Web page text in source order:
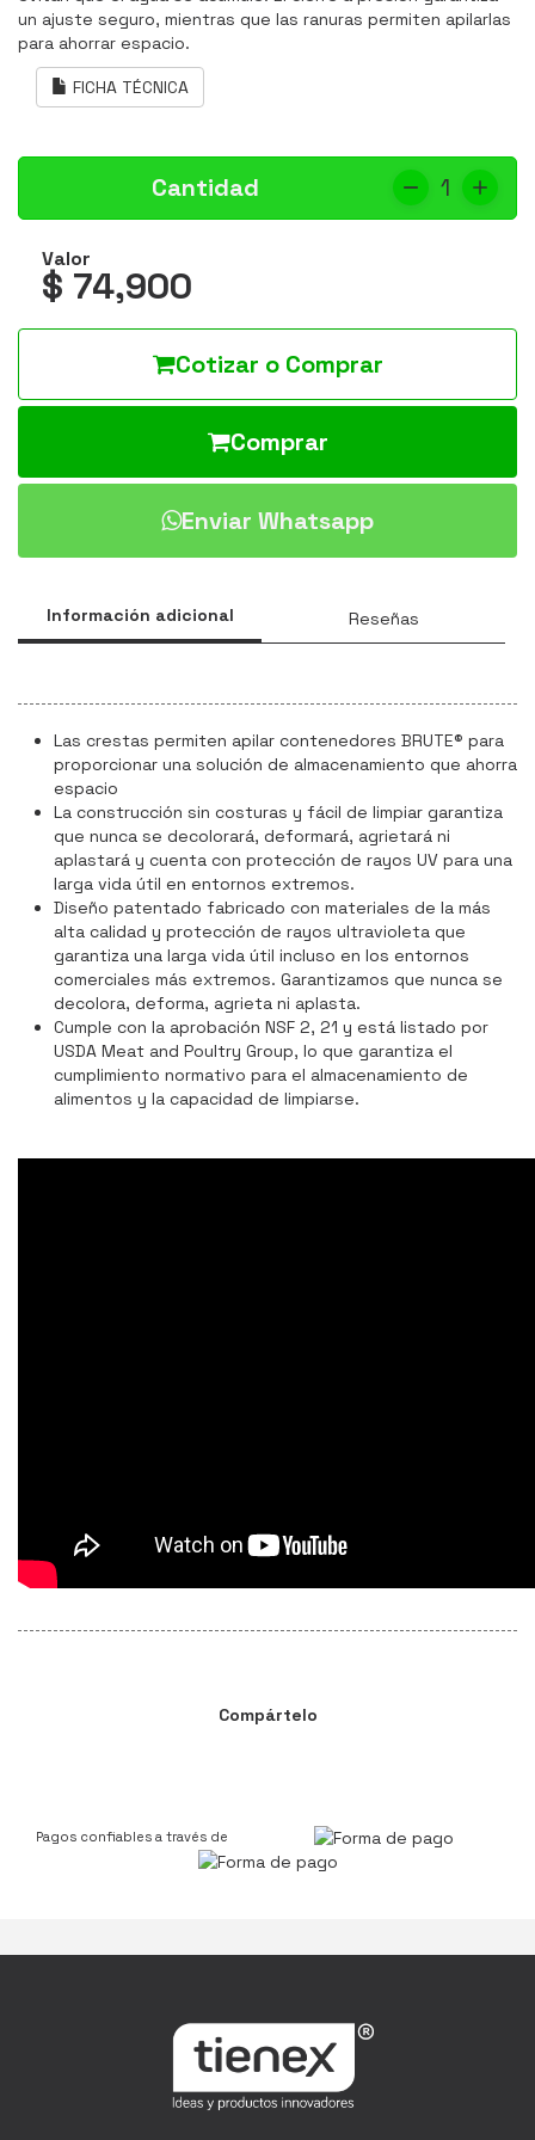
un ajuste seguro, mientras que las ranuras permiten apilarlas
para ahorrar espacio.
FICHA TÉCNICA
Cantidad 1
Valor
$ 74,900
Cotizar o Comprar
Comprar
Enviar Whatsapp
Información adicional Reseñas
Las crestas permiten apilar contenedores BRUTE® para
proporcionar una solución de almacenamiento que ahorra
espacio
La construcción sin costuras y fácil de limpiar garantiza
que nunca se decolorará, deformará, agrietará ni
aplastará y cuenta con protección de rayos UV para una
larga vida útil en entornos extremos.
Diseño patentado fabricado con materiales de la más
alta calidad y protección de rayos ultravioleta que
garantiza una larga vida útil incluso en los entornos
comerciales más extremos. Garantizamos que nunca se
decolora, deforma, agrieta ni aplasta.
Cumple con la aprobación NSF 2, 21 y está listado por
USDA Meat and Poultry Group, lo que garantiza el
cumplimiento normativo para el almacenamiento de
alimentos y la capacidad de limpiarse.
Compártelo
Pagos confiables a través de